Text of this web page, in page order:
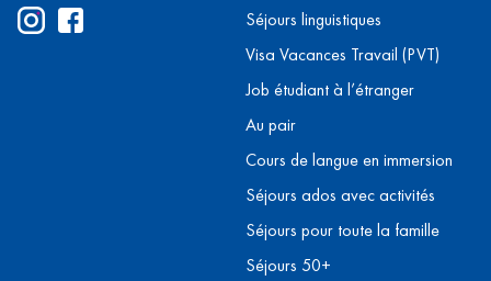
Séjours linguistiques
Visa Vacances Travail (PVT)
Job étudiant à l’étranger
Au pair
Cours de langue en immersion
Séjours ados avec activités
Séjours pour toute la famille
Séjours 50+